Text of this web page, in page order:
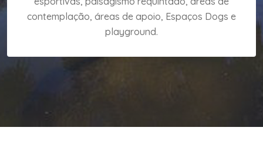
contemplação, áreas de apoio, Espaços Dogs e
playground.